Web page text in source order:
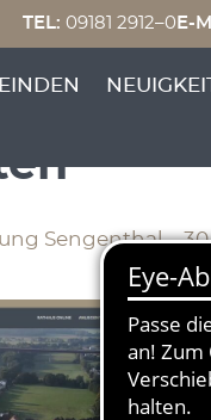
TEL: 09181 2912–0 E-
Sengenthal –